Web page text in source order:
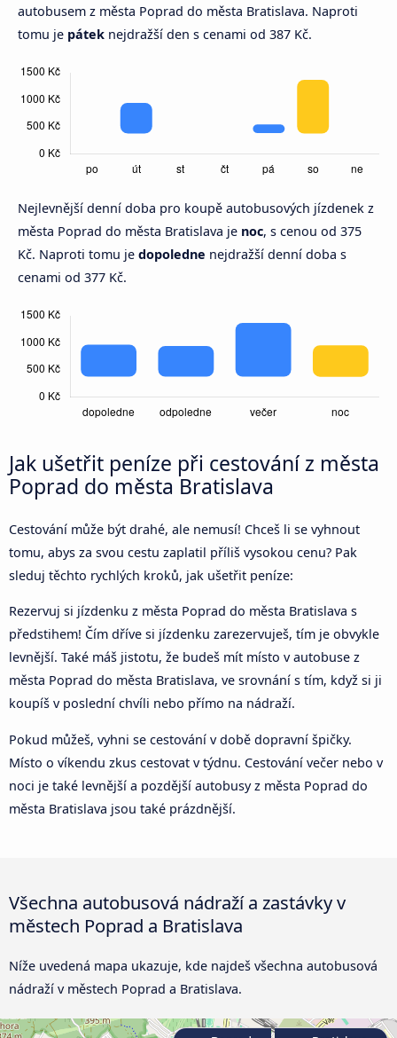
autobusem z města Poprad do města Bratislava. Naproti
tomu je pátek nejdražší den s cenami od 387 Kč.
Nejlevnější denní doba pro koupě autobusových jízdenek z
města Poprad do města Bratislava je noc, s cenou od 375
Kč. Naproti tomu je dopoledne nejdražší denní doba s
cenami od 377 Kč.
Jak ušetřit peníze při cestování z města
Poprad do města Bratislava
Cestování může být drahé, ale nemusí! Chceš li se vyhnout
tomu, abys za svou cestu zaplatil příliš vysokou cenu? Pak
sleduj těchto rychlých kroků, jak ušetřit peníze:
Rezervuj si jízdenku z města Poprad do města Bratislava s
předstihem! Čím dříve si jízdenku zarezervuješ, tím je obvykle
levnější. Také máš jistotu, že budeš mít místo v autobuse z
města Poprad do města Bratislava, ve srovnání s tím, když si ji
koupíš v poslední chvíli nebo přímo na nádraží.
Pokud můžeš, vyhni se cestování v době dopravní špičky.
Místo o víkendu zkus cestovat v týdnu. Cestování večer nebo v
noci je také levnější a pozdější autobusy z města Poprad do
města Bratislava jsou také prázdnější.
Všechna autobusová nádraží a zastávky v
městech Poprad a Bratislava
Níže uvedená mapa ukazuje, kde najdeš všechna autobusová
nádraží v městech Poprad a Bratislava.